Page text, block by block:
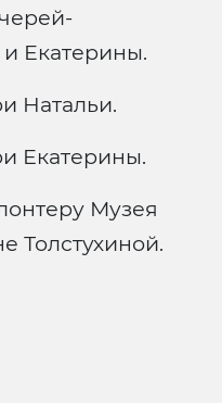
Екатерины.
Натальи.
Екатерины.
Музея
Толстухиной.